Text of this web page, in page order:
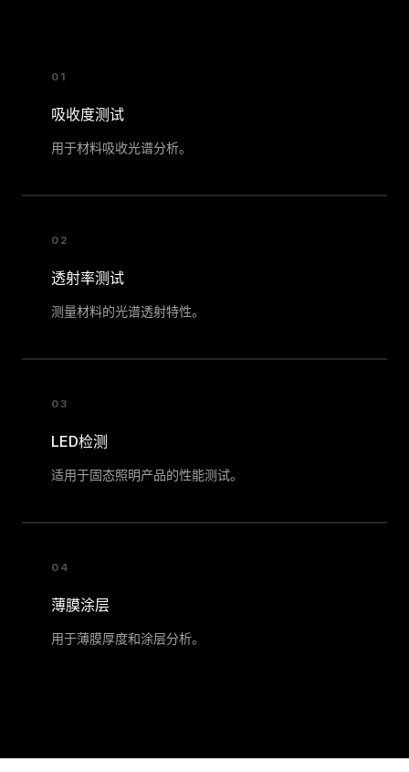
01
吸收度测试
用于材料吸收光谱分析。
02
透射率测试
测量材料的光谱透射特性。
03
LED检测
适用于固态照明产品的性能测试。
04
薄膜涂层
用于薄膜厚度和涂层分析。